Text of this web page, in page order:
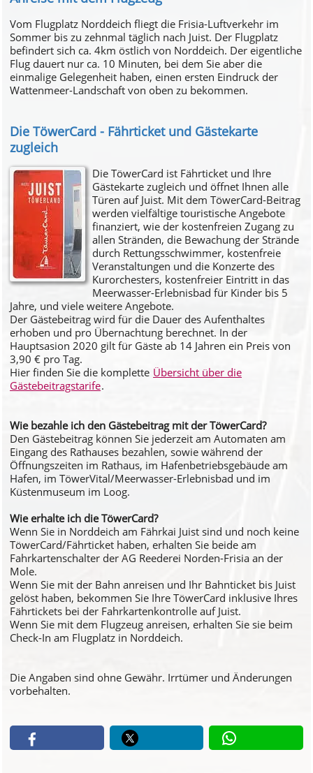
Vom Flugplatz Norddeich fliegt die Frisia-Luftverkehr im
Sommer bis zu zehnmal täglich nach Juist. Der Flugplatz
befindert sich ca. 4km östlich von Norddeich. Der eigentliche
Flug dauert nur ca. 10 Minuten, bei dem Sie aber die
einmalige Gelegenheit haben, einen ersten Eindruck der
Wattenmeer-Landschaft von oben zu bekommen.
Die TöwerCard - Fährticket und Gästekarte
zugleich
Die TöwerCard ist Fährticket und Ihre
Gästekarte zugleich und öffnet Ihnen alle
Türen auf Juist. Mit dem TöwerCard-Beitrag
werden vielfältige touristische Angebote
finanziert, wie der kostenfreien Zugang zu
allen Stränden, die Bewachung der Strände
durch Rettungsschwimmer, kostenfreie
Veranstaltungen und die Konzerte des
Kurorchesters, kostenfreier Eintritt in das
Meerwasser-Erlebnisbad für Kinder bis 5
Jahre, und viele weitere Angebote.
Der Gästebeitrag wird für die Dauer des Aufenthaltes
erhoben und pro Übernachtung berechnet. In der
Hauptsasion 2020 gilt für Gäste ab 14 Jahren ein Preis von
3,90 € pro Tag.
Hier finden Sie die komplette Übersicht über die
Gästebeitragstarife.
Wie bezahle ich den Gästebeitrag mit der TöwerCard?
Den Gästebeitrag können Sie jederzeit am Automaten am
Eingang des Rathauses bezahlen, sowie während der
Öffnungszeiten im Rathaus, im Hafenbetriebsgebäude am
Hafen, im TöwerVital/Meerwasser-Erlebnisbad und im
Küstenmuseum im Loog.
Wie erhalte ich die TöwerCard?
Wenn Sie in Norddeich am Fährkai Juist sind und noch keine
TöwerCard/Fährticket haben, erhalten Sie beide am
Fahrkartenschalter der AG Reederei Norden-Frisia an der
Mole.
Wenn Sie mit der Bahn anreisen und Ihr Bahnticket bis Juist
gelöst haben, bekommen Sie Ihre TöwerCard inklusive Ihres
Fährtickets bei der Fahrkartenkontrolle auf Juist.
Wenn Sie mit dem Flugzeug anreisen, erhalten Sie sie beim
Check-In am Flugplatz in Norddeich.
Die Angaben sind ohne Gewähr. Irrtümer und Änderungen
vorbehalten.